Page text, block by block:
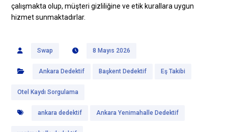
çalışmakta olup, müşteri gizliliğine ve etik kurallara uygun
hizmet sunmaktadırlar.
Swap 8 Mayıs 2026
Ankara Dedektif Başkent Dedektif Eş Takibi
Otel Kaydı Sorgulama
ankara dedektif Ankara Yenimahalle Dedektif